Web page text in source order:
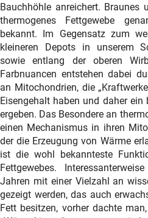
Bauchhöhle anreichert. Braunes
thermogenes Fettgewebe
bekannt. Im Gegensatz zum
kleineren Depots in unserem
sowie entlang der oberen
Farbnuancen entstehen dabei
an Mitochondrien, die
Eisengehalt haben und daher
ergeben. Das Besondere an
einen Mechanismus in ihren
der die Erzeugung von Wärme
ist die wohl bekannteste
Fettgewebes.
Jahren mit einer Vielzahl an
gezeigt werden, das auch
Fett besitzen, vorher dachte